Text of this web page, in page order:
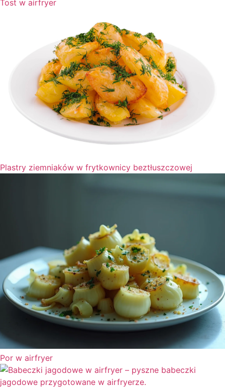
Tost w airfryer
Plastry ziemniaków w frytkownicy beztłuszczowej
Por w airfryer